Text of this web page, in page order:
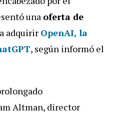
una oferta de
adquirir OpenAI, la
, según informó el
Altman, director